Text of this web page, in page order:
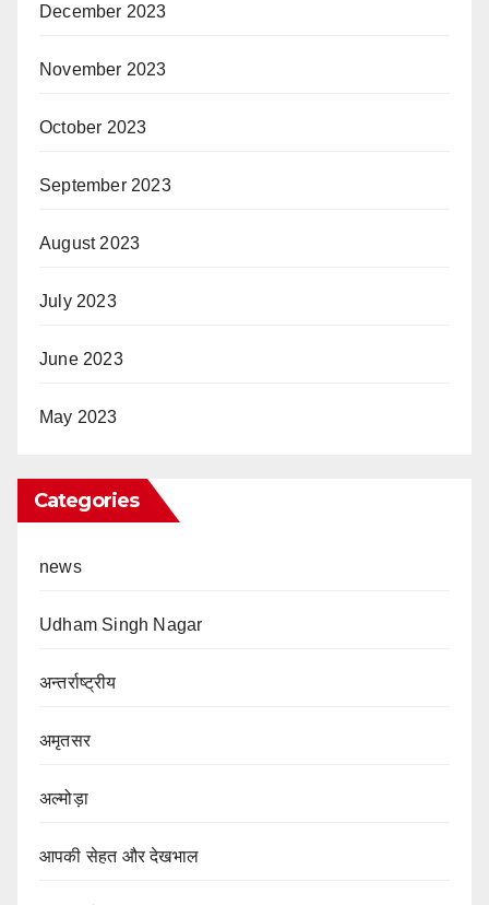
December 2023
November 2023
October 2023
September 2023
August 2023
July 2023
June 2023
May 2023
Categories
news
Udham Singh Nagar
अन्तर्राष्ट्रीय
अमृतसर
अल्मोड़ा
आपकी सेहत और देखभाल